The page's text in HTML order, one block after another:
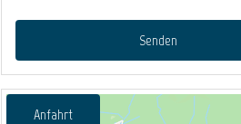
Senden
Anfahrt